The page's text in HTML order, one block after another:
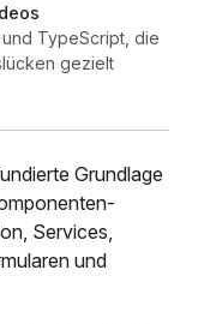
TypeScript, die
gezielt
Grundlage
Services,
und